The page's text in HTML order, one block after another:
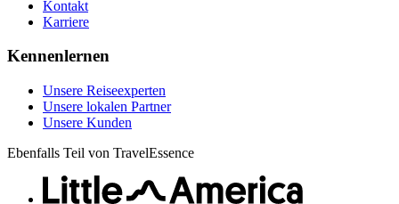
Kontakt
Karriere
Kennenlernen
Unsere Reiseexperten
Unsere lokalen Partner
Unsere Kunden
Ebenfalls Teil von TravelEssence